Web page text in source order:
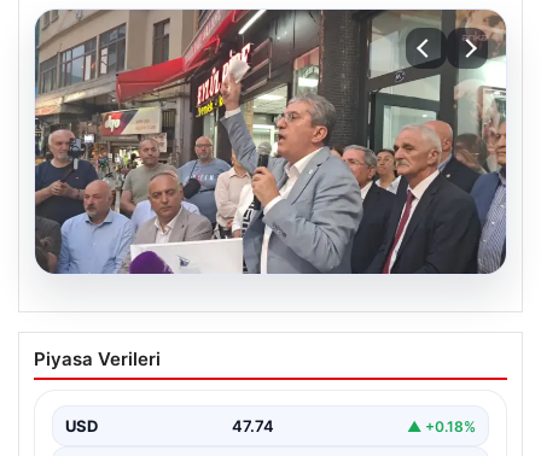
07.08.2026
Gökhan Günaydın: ‘Seçimden
kaçmasınlar. Sokağa çıksınlar, görelim
{"title": "Gökhan Günaydın: 'Seçimden kaçmasınlar.
Piyasa Verileri
USD 47.74 ▲ +0.18%